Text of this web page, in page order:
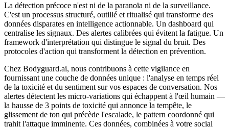
La détection précoce n'est ni de la paranoïa ni de la surveillance.
C'est un processus structuré, outillé et ritualisé qui transforme des
données disparates en intelligence actionnable. Un dashboard qui
centralise les signaux. Des alertes calibrées qui évitent la fatigue. Un
framework d'interprétation qui distingue le signal du bruit. Des
protocoles d'action qui transforment la détection en prévention.
Chez Bodyguard.ai, nous contribuons à cette vigilance en
fournissant une couche de données unique : l'analyse en temps réel
de la toxicité et du sentiment sur vos espaces de conversation. Nos
alertes détectent les micro-variations qui échappent à l'œil humain —
la hausse de 3 points de toxicité qui annonce la tempête, le
glissement de ton qui précède l'escalade, le pattern coordonné qui
trahit l'attaque imminente. Ces données, combinées à votre social